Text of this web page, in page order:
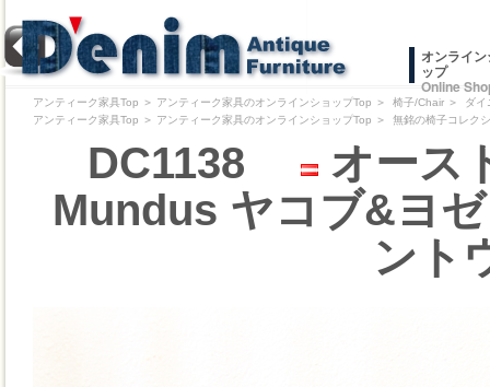
オンライ
ップ
Online
アンティーク家具Top ＞ アンティーク家具のオンラインショップTop ＞ 椅子/Chair ＞
ダイ
アンティーク家具Top ＞ アンティーク家具のオンラインショップTop ＞ 無銘の椅子コレク
DC1138
オース
Mundus ヤコブ&ヨ
ント